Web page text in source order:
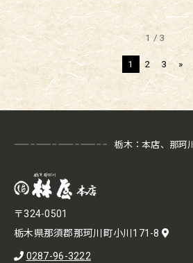
1 / 3
1 2 3 »
栃木：本店、那珂川
〒324-0501
栃木県那須郡那珂川町小川171-8
0287-96-3222